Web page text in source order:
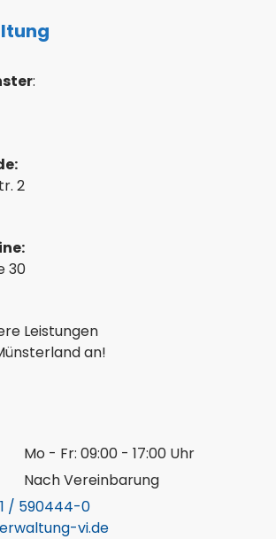
:
2
30
Leistungen
an!
Mo - Fr: 09:00 - 17:00 Uhr
Nach Vereinbarung
/ 590444-0
vi.de